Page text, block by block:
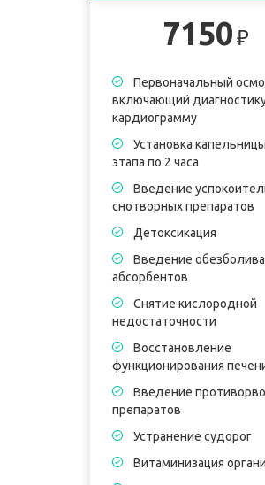
7150₽
Первоначальный
включающий
кардиограмму
Установка
этапа по 2 часа
Введение
снотворных препаратов
Детоксикация
Введение
абсорбентов
Снятие кислородной
недостаточности
Восстановление
функционирования
Введение
препаратов
Устранение судорог
Витаминизация